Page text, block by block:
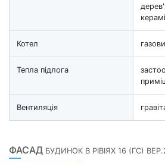
Котел
Тепла підлога
Вентиляція
ФАСАД БУДИНОК В РІВІЯХ 16 (ГС)